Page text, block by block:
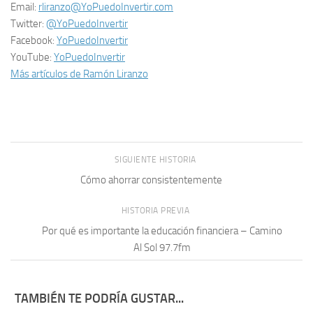
Email: rliranzo@YoPuedoInvertir.com
Twitter: @YoPuedoInvertir
Facebook: YoPuedoInvertir
YouTube: YoPuedoInvertir
Más artículos de Ramón Liranzo
SIGUIENTE HISTORIA
Cómo ahorrar consistentemente
HISTORIA PREVIA
Por qué es importante la educación financiera – Camino
Al Sol 97.7fm
TAMBIÉN TE PODRÍA GUSTAR...